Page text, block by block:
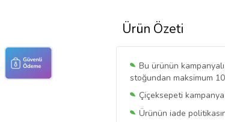
Ürün Özeti
Bu ürünün
stoğundan maksimum
Çiçeksepeti
Ürünün iade